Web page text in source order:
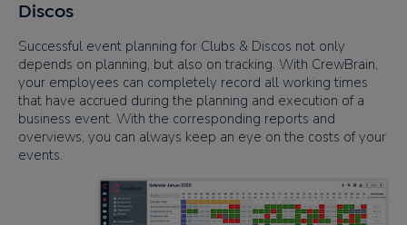
Discos
Successful event planning for Clubs & Discos not only
depends on planning, but also on tracking. With CrewBrain,
your employees can completely record all working times
that have accrued during the planning and execution of a
business event. With the corresponding reports and
overviews, you can always keep an eye on the costs of your
events.